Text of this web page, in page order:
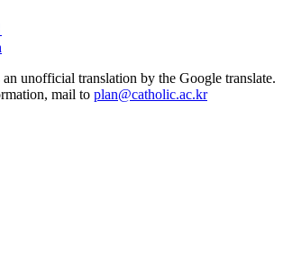
unofficial translation by the Google translate.
mail to plan@catholic.ac.kr